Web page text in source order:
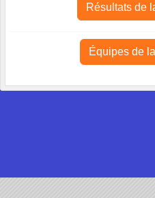
Résultats de
Équipes de